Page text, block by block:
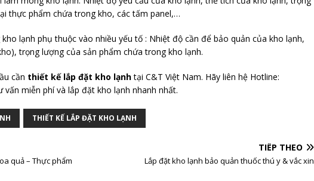
thực phẩm chứa trong kho, các tấm panel,…
lạnh phụ thuộc vào nhiều yếu tố : Nhiệt độ cần để bảo quản của kho lạnh,
trọng lượng của sản phẩm chứa trong kho lạnh.
cần thiết kế lắp đặt kho lạnhtại C&T Việt Nam. Hãy liên hệ Hotline:
vấn miễn phí và lắp đặt kho lạnh nhanh nhất.
THIẾT KẾ LẮP ĐẶT KHO LẠNH
quả – Thực phẩm
TIẾP THEO
Lắp đặt kho lạnh bảo quản thuốc thú y & vắc xin